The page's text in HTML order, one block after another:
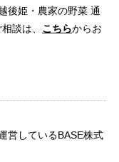
後姫・農家の野菜 通
談は、 こちらからお
営しているBASE株式